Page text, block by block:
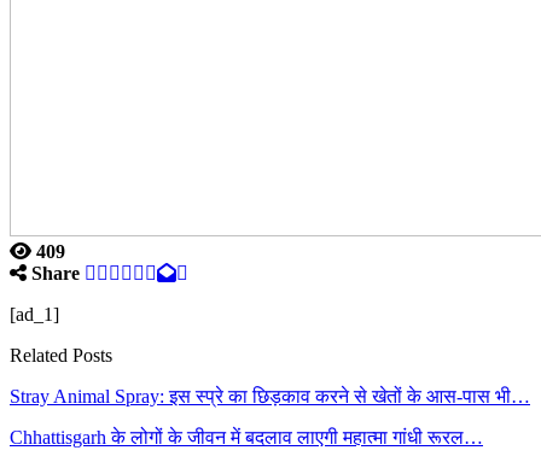
409
Share
[ad_1]
Related Posts
Stray Animal Spray: इस स्प्रे का छिड़काव करने से खेतों के आस-पास भी…
Chhattisgarh के लोगों के जीवन में बदलाव लाएगी महात्मा गांधी रूरल…